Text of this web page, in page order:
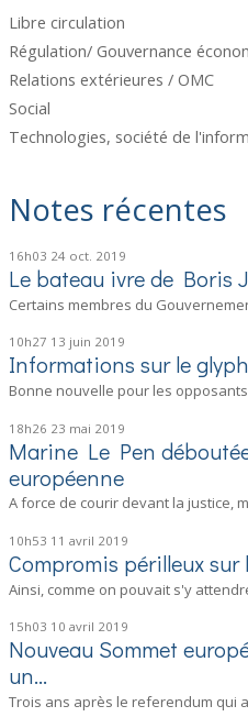
Libre circulation
Régulation/ Gouvernance
Relations extérieures / OMC
Social
Technologies, société de
Notes récentes
16h03 24 oct. 2019
Le bateau ivre de Boris
Certains membres du
10h27 13 juin 2019
Informations sur le
Bonne nouvelle pour les
18h26 23 mai 2019
Marine Le Pen
européenne
A force de courir devant la justice,
10h53 11 avril 2019
Compromis périlleux
Ainsi, comme on pouvait s'y
15h03 10 avril 2019
Nouveau Sommet
un...
Trois ans après le referendum qui